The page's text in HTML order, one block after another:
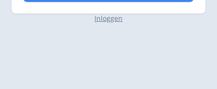
Inloggen